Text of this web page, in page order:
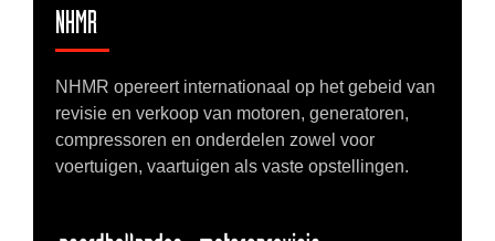
NHMR
NHMR opereert internationaal op het gebeid van
revisie en verkoop van motoren, generatoren,
compressoren en onderdelen zowel voor
voertuigen, vaartuigen als vaste opstellingen.